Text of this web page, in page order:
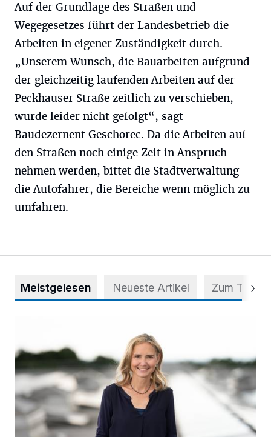
Auf der Grundlage des Straßen und
Wegegesetzes führt der Landesbetrieb die
Arbeiten in eigener Zuständigkeit durch.
„Unserem Wunsch, die Bauarbeiten aufgrund
der gleichzeitig laufenden Arbeiten auf der
Peckhauser Straße zeitlich zu verschieben,
wurde leider nicht gefolgt“, sagt
Baudezernent Geschorec. Da die Arbeiten auf
den Straßen noch einige Zeit in Anspruch
nehmen werden, bittet die Stadtverwaltung
die Autofahrer, die Bereiche wenn möglich zu
umfahren.
Meistgelesen Neueste Artikel Zum Thema